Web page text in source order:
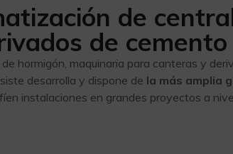
de
de cemento
hormigón, maquinaria para canteras y
desarrolla y dispone de la más amplia
instalaciones en grandes proyectos a